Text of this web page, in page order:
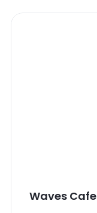
Waves Cafe